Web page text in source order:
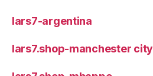
lars7-argentina
lars7.shop-manchester city